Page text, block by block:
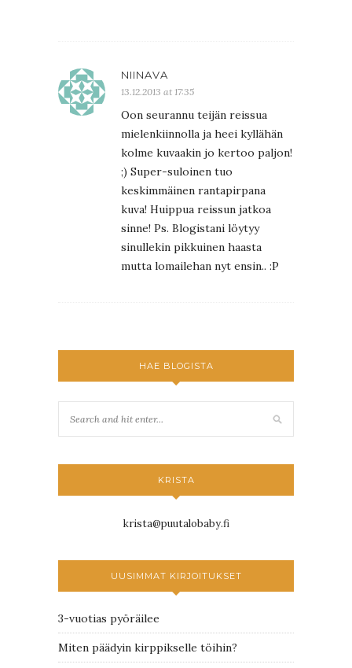
NIINAVA
13.12.2013 at 17:35
Oon seurannu teijän reissua
mielenkiinnolla ja heei kyllähän
kolme kuvaakin jo kertoo paljon!
;) Super-suloinen tuo
keskimmäinen rantapirpana
kuva! Huippua reissun jatkoa
sinne! Ps. Blogistani löytyy
sinullekin pikkuinen haasta
mutta lomailehan nyt ensin.. :P
HAE BLOGISTA
KRISTA
krista@puutalobaby.fi
UUSIMMAT KIRJOITUKSET
3-vuotias pyöräilee
Miten päädyin kirppikselle töihin?